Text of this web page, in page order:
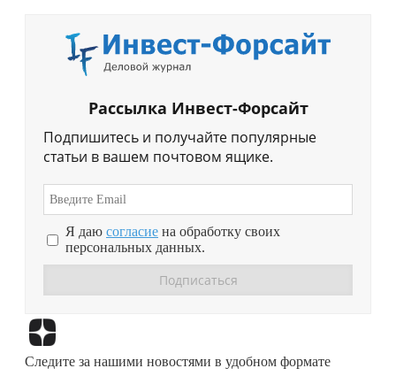
Рассылка Инвест-Форсайт
Подпишитесь и получайте популярные
статьи в вашем почтовом ящике.
Я даю согласие на обработку своих
персональных данных.
Следите за нашими новостями в удобном формате